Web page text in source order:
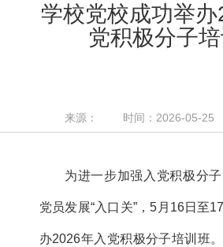
学校党校成功举办
党积极分子
来源： 时间：2026-05-25
为进一步加强入党积极分
党员发展“入口关”，5月16日至
办2026年入党积极分子培训班